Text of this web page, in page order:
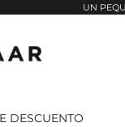
UN
DESCUENTO